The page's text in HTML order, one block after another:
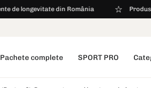
România Produse premium,
Pachete complete SPORT PRO